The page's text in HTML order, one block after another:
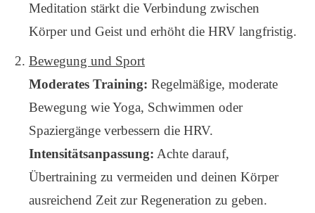
Meditation stärkt die Verbindung zwischen
Körper und Geist und erhöht die HRV langfristig.
Bewegung und Sport
Moderates Training: Regelmäßige, moderate
Bewegung wie Yoga, Schwimmen oder
Spaziergänge verbessern die HRV.
Intensitätsanpassung: Achte darauf,
Übertraining zu vermeiden und deinen Körper
ausreichend Zeit zur Regeneration zu geben.